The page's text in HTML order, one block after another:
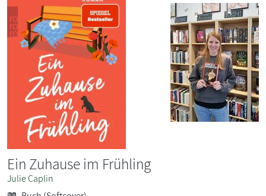
Ein Zuhause im Frühling
Julie Caplin